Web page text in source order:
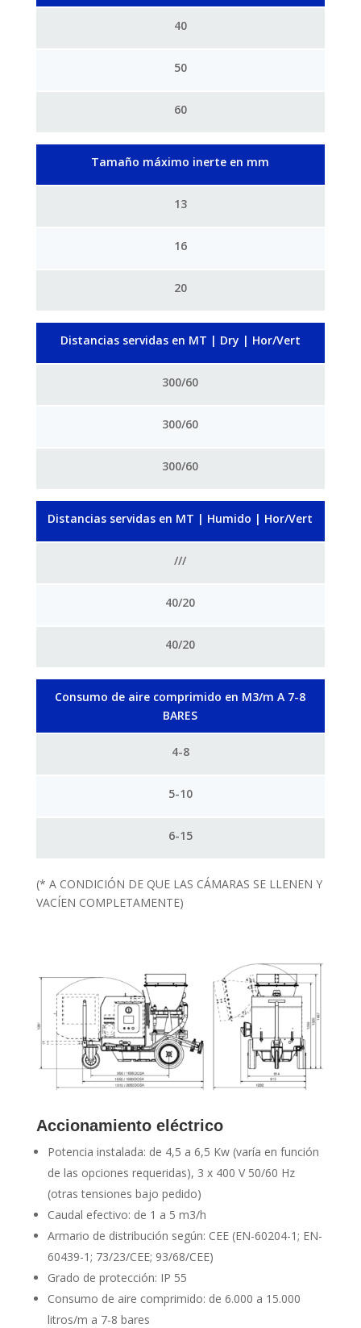
40
50
60
Tamaño máximo inerte en mm
13
16
20
Distancias servidas en MT | Dry | Hor/Vert
300/60
300/60
300/60
Distancias servidas en MT | Humido | Hor/Vert
///
40/20
40/20
Consumo de aire comprimido en M3/m A 7-8
BARES
4-8
5-10
6-15
(* A CONDICIÓN DE QUE LAS CÁMARAS SE LLENEN Y
VACÍEN COMPLETAMENTE)
Accionamiento eléctrico
Potencia instalada: de 4,5 a 6,5 Kw (varía en función
de las opciones requeridas), 3 x 400 V 50/60 Hz
(otras tensiones bajo pedido)
Caudal efectivo: de 1 a 5 m3/h
Armario de distribución según: CEE (EN-60204-1; EN-
60439-1; 73/23/CEE; 93/68/CEE)
Grado de protección: IP 55
Consumo de aire comprimido: de 6.000 a 15.000
litros/m a 7-8 bares